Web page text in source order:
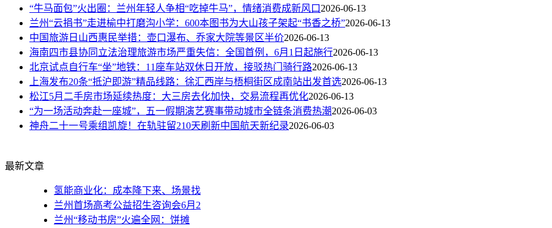
“牛马面包”火出圈：兰州年轻人争相“吃掉牛马”，情绪消费成新风口 2026-06-13
兰州“云捐书”走进榆中打磨沟小学：600本图书为大山孩子架起“书香之桥”2026-06-13
中国旅游日山西惠民举措：壶口瀑布、乔家大院等景区半价2026-06-13
海南四市县协同立法治理旅游市场严重失信：全国首例，6月1日起施行2026-06-13
北京试点自行车“坐”地铁：11座车站双休日开放，接驳热门骑行路2026-06-13
上海发布20条“抵沪即游”精品线路：徐汇西岸与梧桐街区成南站出发首选2026-06-13
松江5月二手房市场延续热度：大三房去化加快，交易流程再优化2026-06-13
“为一场活动奔赴一座城”，五一假期演艺赛事带动城市全链条消费热潮2026-06-03
神舟二十一号乘组凯旋！在轨驻留210天刷新中国航天新纪录2026-06-03
最新文章
氢能商业化：成本降下来、场景找
兰州首场高考公益招生咨询会6月2
兰州“移动书房”火遍全网：饼摊